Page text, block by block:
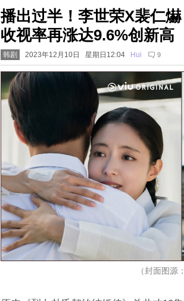
播出过半！李世荣X裴仁
收视率再涨达9.6%创新高
韩剧 2023年12月10日 星期日12:04 Hui 9
（封面图源